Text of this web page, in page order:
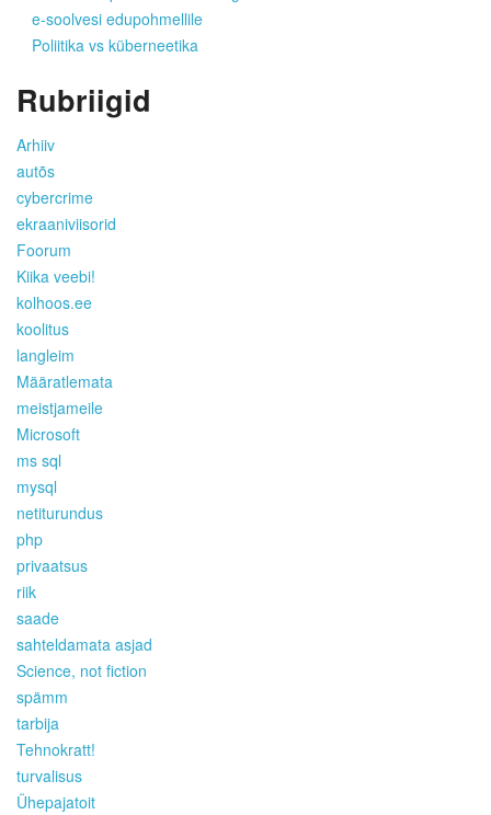
e-soolvesi edupohmellile
Poliitika vs küberneetika
Rubriigid
Arhiiv
autõs
cybercrime
ekraaniviisorid
Foorum
Kiika veebi!
kolhoos.ee
koolitus
langleim
Määratlemata
meistjameile
Microsoft
ms sql
mysql
netiturundus
php
privaatsus
riik
saade
sahteldamata asjad
Science, not fiction
spämm
tarbija
Tehnokratt!
turvalisus
Ühepajatoit